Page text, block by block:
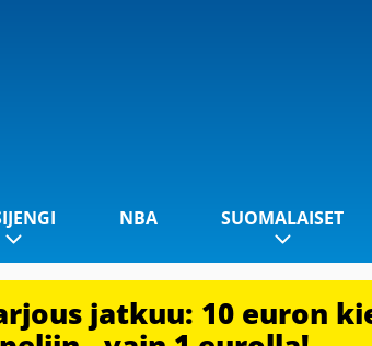
NBA SUOMALAISET
jatkuu: 10 euron